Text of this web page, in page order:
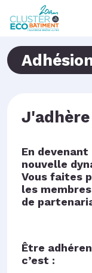
En
nouvelle
Vous faites
les
de
Être
c’est :